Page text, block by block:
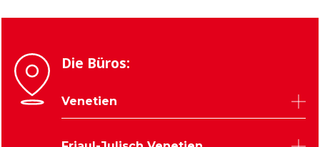
Die Büros:
Venetien
Belluno